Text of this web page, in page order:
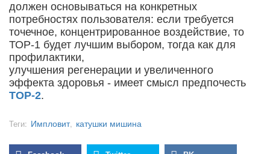
должен основываться на конкретных
потребностях пользователя: если требуется
точечное, концентрированное воздействие, то
ТОР-1 будет лучшим выбором, тогда как для
профилактики,
улучшения регенерации и увеличенного
эффекта здоровья - имеет смысл предпочесть
ТОР-2.
Теги: Импловит, катушки мишина